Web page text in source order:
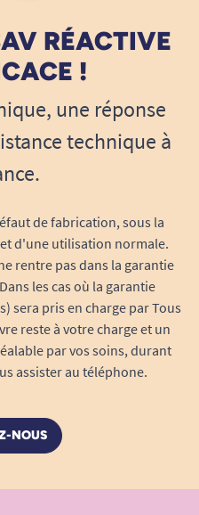
2
RÉACTIVE
!
une réponse
technique à
de fabrication, sous la
d'une utilisation normale.
rentre pas dans la garantie
les cas où la garantie
sera pris en charge par Tous
reste à votre charge et un
par vos soins, durant
assister au téléphone.
NOUS